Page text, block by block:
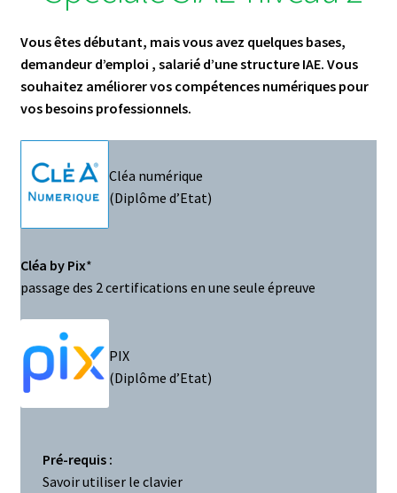
Vous êtes débutant, mais vous avez quelques bases,
demandeur d’emploi , salarié d’une structure IAE. Vous
souhaitez améliorer vos compétences numériques pour
vos besoins professionnels.
Cléa numérique
(Diplôme d’Etat)
Cléa by Pix*
passage des 2 certifications en une seule épreuve
PIX
(Diplôme d’Etat)
Pré-requis :
Savoir utiliser le clavier